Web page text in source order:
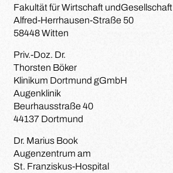
Fakultät für Wirtschaft undGesellschaft
Alfred-Herrhausen-Straße 50
58448 Witten
Priv.-Doz. Dr.
Thorsten Böker
Klinikum Dortmund gGmbH
Augenklinik
Beurhausstraße 40
44137 Dortmund
Dr. Marius Book
Augenzentrum am
St. Franziskus-Hospital